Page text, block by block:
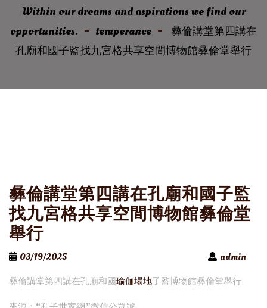
Within our dreams and aspirations we find our
opportunities.
temperance
彝倫講堂第四講在
孔廟和國子監找九宮格共享空間博物館彝倫堂舉行
彝倫講堂第四講在孔廟和國子監
找九宮格共享空間博物館彝倫堂
舉行
03/19/2025
admin
彝倫講堂第四講在孔廟和國瑜伽場地子監博物館彝倫堂舉行